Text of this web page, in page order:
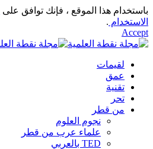
باستخدام هذا الموقع ، فإنك توافق على
الاستخدام .
Accept
لقيمات
عمق
تقنية
تحر
من قطر
نجوم العلوم
علماء عرب من قطر
TED بالعربي